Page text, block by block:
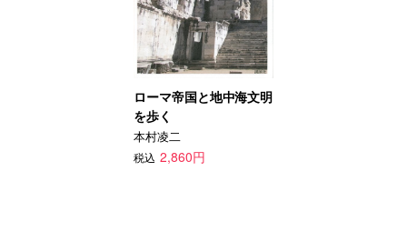
ローマ帝国と地中海文明
を歩く
本村凌二
税込 2,860円